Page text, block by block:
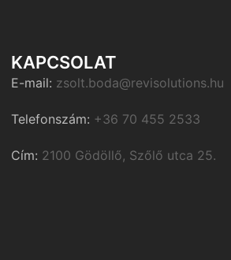
KAPCSOLAT
E-mail: zsolt.boda@revisolutions.hu
Telefonszám: +36 70 455 2533
Cím: 2100 Gödöllő, Szőlő utca 25.